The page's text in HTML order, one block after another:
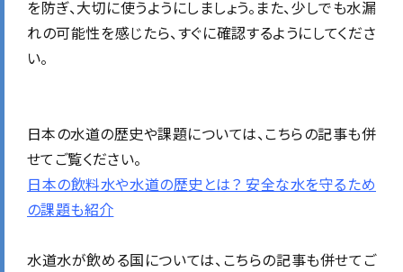
を防ぎ、大切に使うようにしましょう。また、少しでも水漏
れの可能性を感じたら、すぐに確認するようにしてくださ
い。
日本の水道の歴史や課題については、こちらの記事も併
せてご覧ください。
日本の飲料水や水道の歴史とは？ 安全な水を守るため
の課題も紹介
水道水が飲める国については、こちらの記事も併せてご